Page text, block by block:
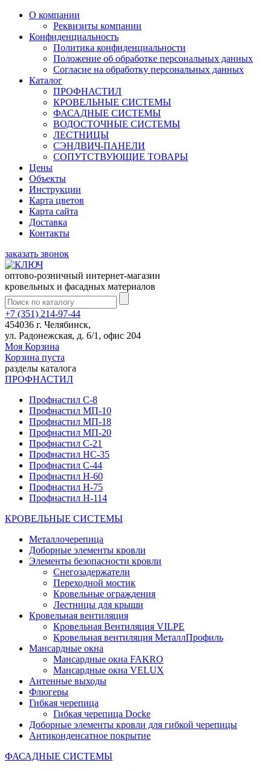
О компании
Реквизиты компании
Конфиденциальность
Политика конфиденциальности
Положение об обработке персональных данных
Согласие на обработку персональных данных
Каталог
ПРОФНАСТИЛ
КРОВЕЛЬНЫЕ СИСТЕМЫ
ФАСАДНЫЕ СИСТЕМЫ
ВОДОСТОЧНЫЕ СИСТЕМЫ
ЛЕСТНИЦЫ
СЭНДВИЧ-ПАНЕЛИ
СОПУТСТВУЮЩИЕ ТОВАРЫ
Цены
Объекты
Инструкции
Карта цветов
Карта сайта
Доставка
Контакты
заказать звонок
оптово-розничный интернет-магазин
кровельных и фасадных материалов
+7 (351) 214-97-44
454036 г. Челябинск,
ул. Радонежская, д. 6/1, офис 204
Моя Корзина
Корзина пуста
разделы каталога
ПРОФНАСТИЛ
Профнастил С-8
Профнастил МП-10
Профнастил МП-18
Профнастил МП-20
Профнастил С-21
Профнастил НС-35
Профнастил С-44
Профнастил Н-60
Профнастил Н-75
Профнастил Н-114
КРОВЕЛЬНЫЕ СИСТЕМЫ
Металлочерепица
Доборные элементы кровли
Элементы безопасности кровли
Снегозадержатели
Переходной мостик
Кровельные ограждения
Лестницы для крыши
Кровельная вентиляция
Кровельная Вентиляция VILPE
Кровельная вентиляция МеталлПрофиль
Мансардные окна
Мансардные окна FAKRO
Мансардные окна VELUX
Антенные выходы
Флюгеры
Гибкая черепица
Гибкая черепица Docke
Доборные элементы кровли для гибкой черепицы
Антиконденсатное покрытие
ФАСАДНЫЕ СИСТЕМЫ